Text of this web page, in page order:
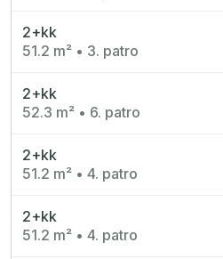
2+kk
51.2 m² • 3. patro
2+kk
52.3 m² • 6. patro
2+kk
51.2 m² • 4. patro
2+kk
51.2 m² • 4. patro